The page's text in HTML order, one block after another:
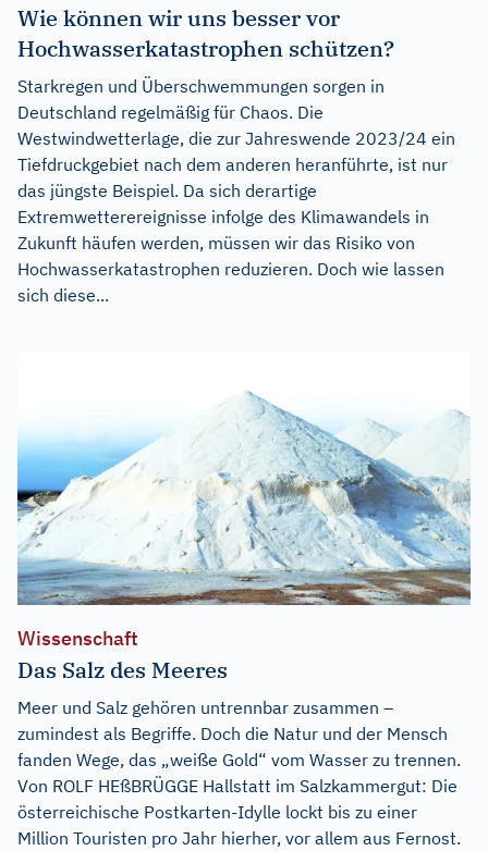
Wie können wir uns besser vor
Hochwasserkatastrophen schützen?
Starkregen und Überschwemmungen sorgen in
Deutschland regelmäßig für Chaos. Die
Westwindwetterlage, die zur Jahreswende 2023/24 ein
Tiefdruckgebiet nach dem anderen heranführte, ist nur
das jüngste Beispiel. Da sich derartige
Extremwetterereignisse infolge des Klimawandels in
Zukunft häufen werden, müssen wir das Risiko von
Hochwasserkatastrophen reduzieren. Doch wie lassen
sich diese...
Wissenschaft
Das Salz des Meeres
Meer und Salz gehören untrennbar zusammen –
zumindest als Begriffe. Doch die Natur und der Mensch
fanden Wege, das „weiße Gold“ vom Wasser zu trennen.
Von ROLF HEßBRÜGGE Hallstatt im Salzkammergut: Die
österreichische Postkarten-Idylle lockt bis zu einer
Million Touristen pro Jahr hierher, vor allem aus Fernost.